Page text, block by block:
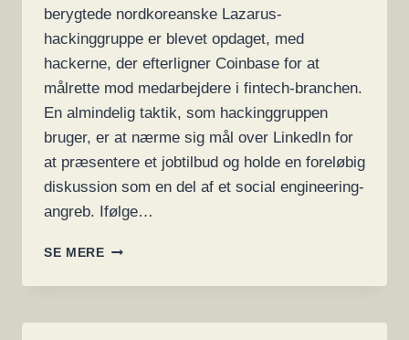
berygtede nordkoreanske Lazarus-
hackinggruppe er blevet opdaget, med
hackerne, der efterligner Coinbase for at
målrette mod medarbejdere i fintech-branchen.
En almindelig taktik, som hackinggruppen
bruger, er at nærme sig mål over LinkedIn for
at præsentere et jobtilbud og holde en foreløbig
diskussion som en del af et social engineering-
angreb. Ifølge…
SE MERELAZARUS-
LOKKER
MED